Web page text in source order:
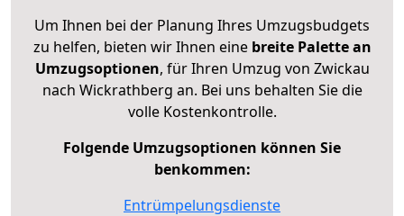
Um Ihnen bei der Planung Ihres Umzugsbudgets
zu helfen, bieten wir Ihnen eine breite Palette an
Umzugsoptionen, für Ihren Umzug von Zwickau
nach Wickrathberg an. Bei uns behalten Sie die
volle Kostenkontrolle.
Folgende Umzugsoptionen können Sie
benkommen:
Entrümpelungsdienste